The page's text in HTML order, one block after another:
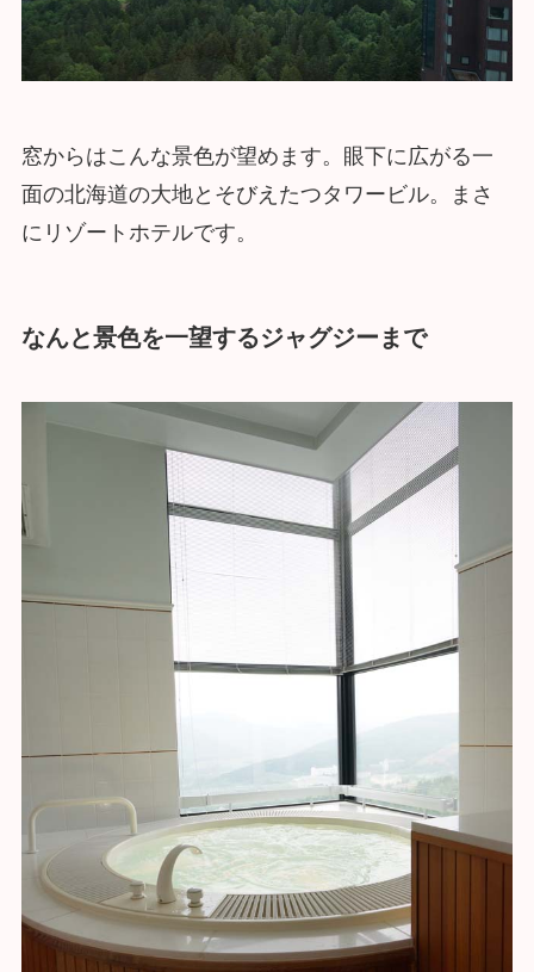
窓からはこんな景色が望めます。眼下に広がる一
面の北海道の大地とそびえたつタワービル。まさ
にリゾートホテルです。
なんと景色を一望するジャグジーまで